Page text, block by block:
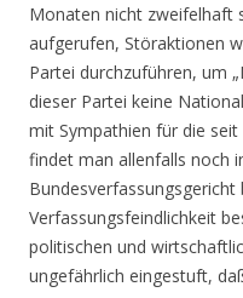
Monaten nicht zweifelhaft
aufgerufen, Störaktionen
Partei durchzuführen, um
dieser Partei keine
mit Sympathien für die
findet man allenfalls noch
Bundesverfassungsgericht
Verfassungsfeindlichkeit
politischen und
ungefährlich eingestuft,